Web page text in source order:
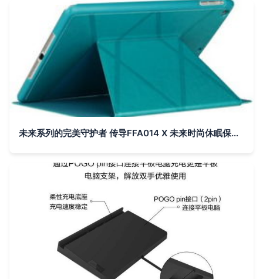
未来系列的完美守护者 传导FFA014 X 未来时尚休眠保护套测评